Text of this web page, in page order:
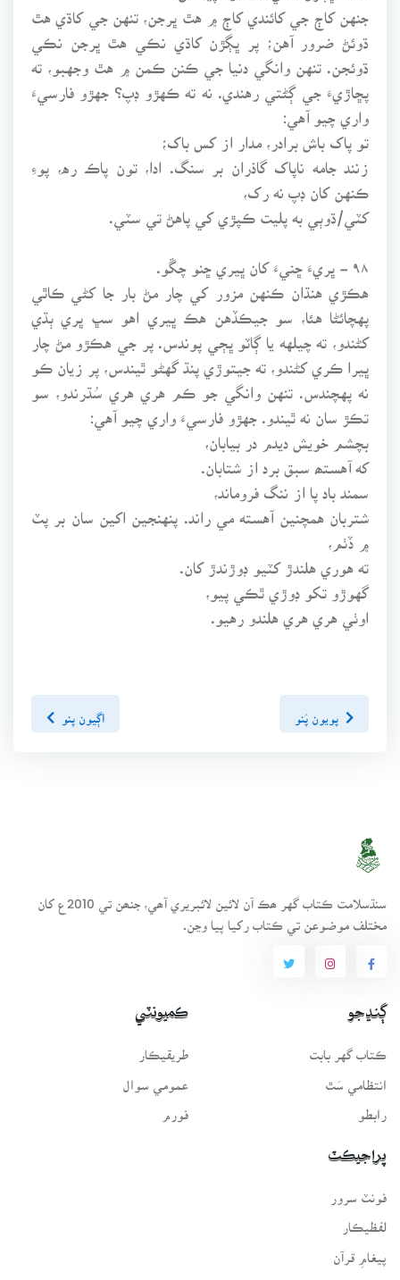
جنهن کاڄ جي کائندي کاڄ ۾ هٿ ڀرجن، تنهن جي کاڌي هٿ
ڌوئڻ ضرور آهن؛ پر ڀڳڙن کاڌي نڪي هٿ ڀرجن نڪي
ڌوئجن. تنهن وانگي دنيا جي ڪنن ڪمن ۾ هٿ وجهبو، ته
پڇاڙيءَ جي ڳڻتي رهندي. نه ته ڪهڙو ڊپ؟ جهڙو فارسيءَ
واري چيو آهي:
تو پاک باش برادر، مدار از کس باک؛
زنند جامه ناپاک گاذران بر سنگ. ادا، تون پاڪ ره، پوءِ
ڪنهن کان ڊپ نه رک،
کٽي/ڌوٻي به پليت ڪپڙي کي پاهڻ تي سٽي.
هڪڙي هنڌان ڪنهن مزور کي چار مڻ بار جا کڻي ڪاٿي
پهچائڻا هئا، سو جيڪڏهن هڪ ڀيري اهو سڀ ڀري ٻڌي
کڻندو، ته چيلهه يا ڳاٽو ڀڄي پوندس. پر جي هڪڙو مڻ چار
ڀيرا ڪري کڻندو، ته جيتوڙي پنڌ گهڻو ٿيندس، پر زيان ڪو
نه پهچندس. تنهن وانگي جو ڪم هري هري سُڌرندو، سو
تڪڙ سان نه ٿيندو. جهڙو فارسيءَ واري چيو آهي:
بچشم خويش ديدم در بيابان،
که آهستھ سبق برد از شتابان.
سمند باد پا از ننگ فروماند،
شتربان همچنين آهسته مي راند. پنهنجين اکين سان بر پٽ
۾ ڏٺم،
ته هوري هلندڙ کٽيو ڊوڙندڙ کان.
گهوڙو تکو ڊوڙي ٿڪي پيو،
اوٺي هري هري هلندو رهيو.
پويون پَنو اڳيون پنو
سنڌسلامت ڪتاب گهر ھڪ آن لائين لائبريري آھي، جنھن تي 2010ع کان
مختلف موضوعن تي ڪتاب رکيا پيا وڃن.
ڳنڍجو
ڪتاب گهر بابت
انتظامي سَٿ
رابطو
ڪميونٽي
طريقيڪار
عمومي سوال
فورم
پراجيڪٽ
لفظيڪار
پيغامِ قرآن